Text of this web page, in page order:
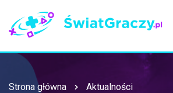
Strona główna Aktualności